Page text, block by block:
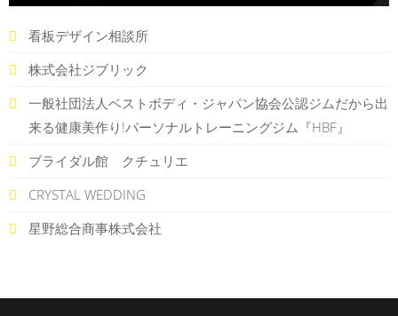
看板デザイン相談所
株式会社ジブリック
一般社団法人ベストボディ・ジャパン協会公認ジムだから出
来る健康美作り!パーソナルトレーニングジム『HBF』
ブライダル館 クチュリエ
CRYSTAL WEDDING
星野総合商事株式会社